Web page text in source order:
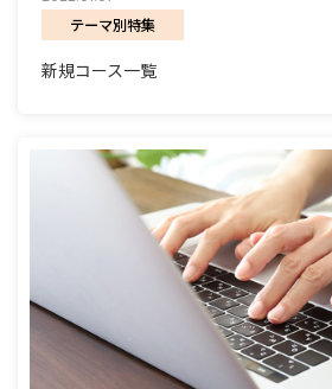
テーマ別特集
新規コース一覧